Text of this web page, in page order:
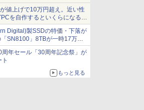
リ価格]
値上げで10万円超え。近い性
を自作するといくらになる？
酒の肴にPCゲーム』】
Digital)製SSDの特価・下落が
SN8100」8TBが一時17万円
SSD価格]
周年セール「30周年記念祭」が
もっと見る